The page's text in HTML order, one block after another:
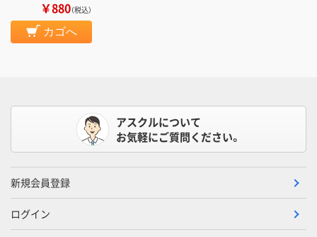
￥880（税込）
カゴへ
アスクルについて
お気軽にご質問ください。
新規会員登録
ログイン